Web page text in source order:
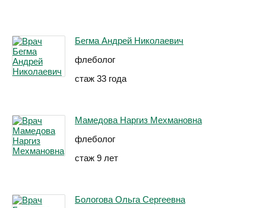
Бегма Андрей Николаевич
флеболог
стаж 33 года
Мамедова Наргиз Мехмановна
флеболог
стаж 9 лет
Бологова Ольга Сергеевна